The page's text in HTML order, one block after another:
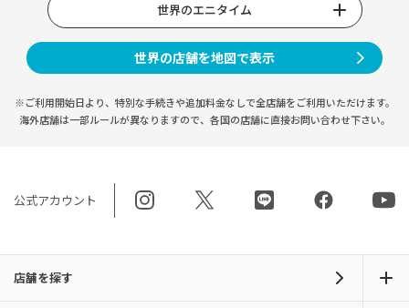
世界のエニタイム
世界の店舗を地図で表示
※ご利用開始日より、特別な手続きや追加料金なしで全店舗をご利用いただけます。
海外店舗は一部ルールが異なりますので、 各国の店舗に直接お問い合わせ下さい。
公式アカウント
店舗を探す